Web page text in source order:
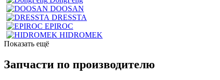
DOOSAN
DRESSTA
EPIROC
HIDROMEK
Показать ещё
Запчасти по производителю